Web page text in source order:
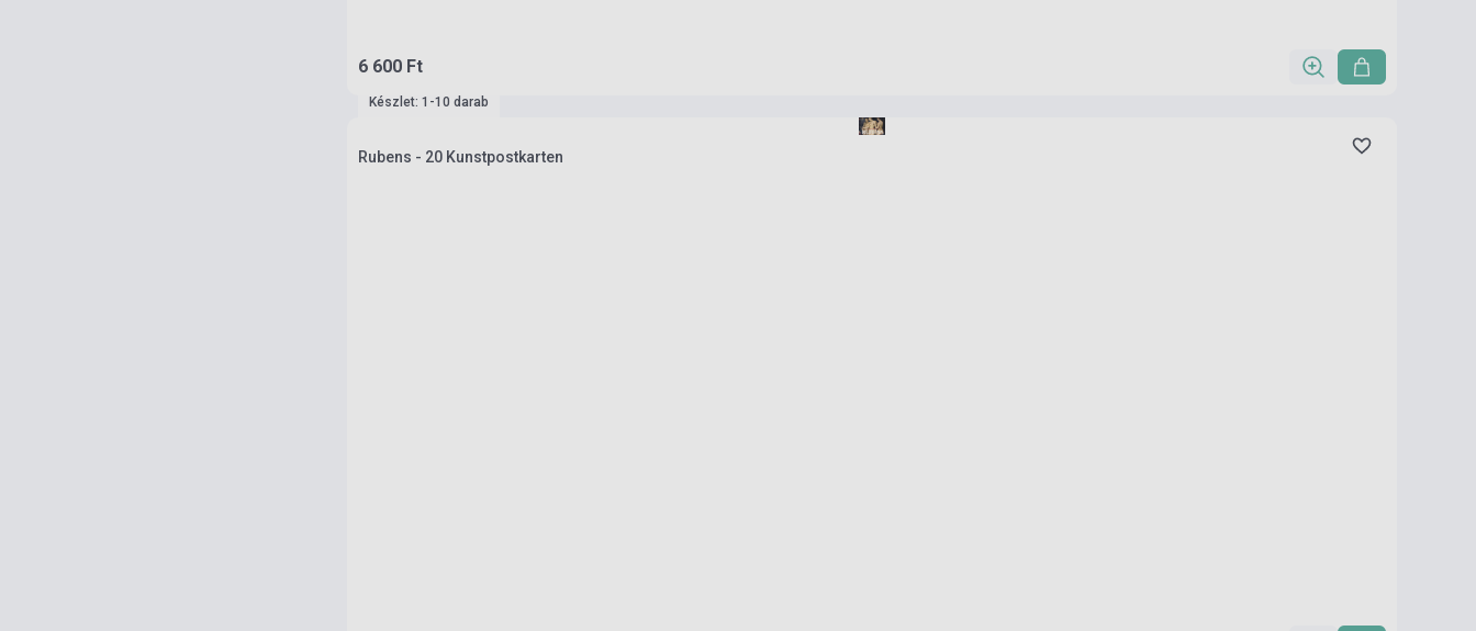
6 600 Ft
Készlet: 1-10 darab
Rubens - 20 Kunstpostkarten